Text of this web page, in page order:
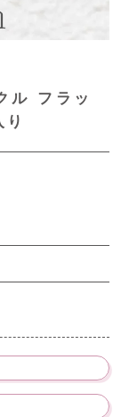
ル フラッ